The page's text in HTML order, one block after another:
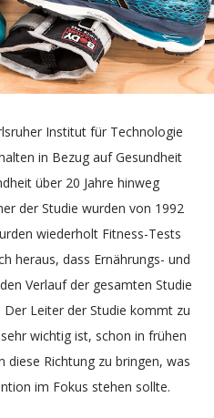
in Bezug auf Gesundheit
über 20 Jahre hinweg
der Studie wurden von 1992
wiederholt Fitness-Tests
heraus, dass Ernährungs- und
Verlauf der gesamten Studie
Leiter der Studie kommt zu
wichtig ist, schon in frühen
diese Richtung zu bringen, was
im Fokus stehen sollte.